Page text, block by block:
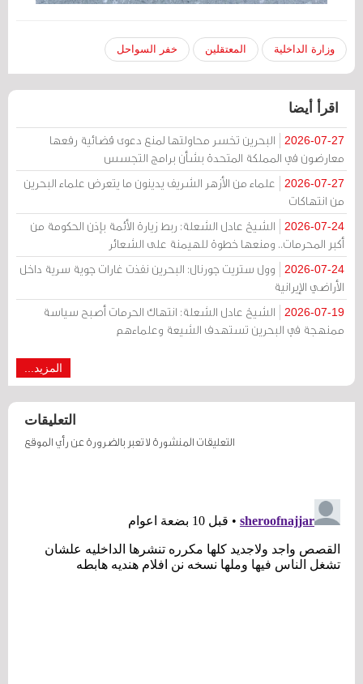
وزارة الداخلية المعتقلين خفر السواحل
اقرأ أيضا
2026-07-27
البحرين تخسر محاولتها لمنع دعوى قضائية رفعها
معارضون في المملكة المتحدة بشأن برامج التجسس
2026-07-27
علماء من الأزهر الشريف يدينون ما يتعرض علماء البحرين
من انتهاكات
2026-07-24
الشيخ عادل الشعلة: ربط زيارة الأئمة بإذن الحكومة من
أكبر المحرمات.. ومنعها خطوة للهيمنة على الشعائر
2026-07-24
وول ستريت جورنال: البحرين نفذت غارات جوية سرية داخل
الأراضي الإيرانية
2026-07-19
الشيخ عادل الشعلة: انتهاك الحرمات أصبح سياسة
ممنهجة في البحرين تستهدف الشيعة وعلماءهم
المزيد...
التعليقات
التعليقات المنشورة لا تعبر بالضرورة عن رأي الموقع